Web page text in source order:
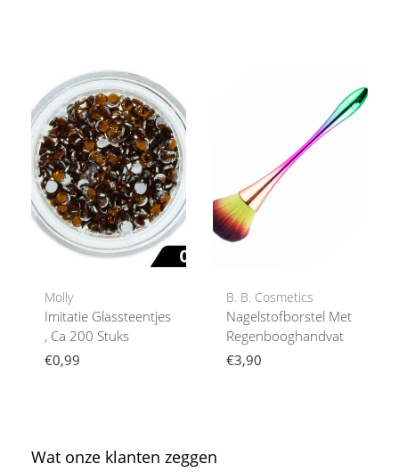
Molly
Imitatie Glassteentjes
, Ca 200 Stuks
€0,99
B. B. Cosmetics
Nagelstofborstel Met
Regenbooghandvat
€3,90
Wat onze klanten zeggen